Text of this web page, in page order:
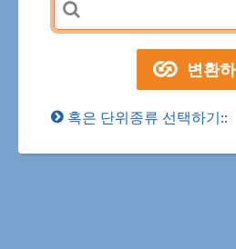
혹은 단위종류 선택하기::